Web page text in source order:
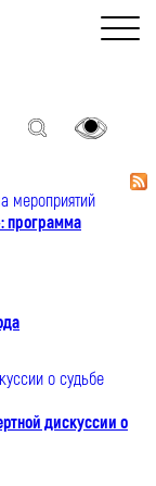
программа
дискуссии о